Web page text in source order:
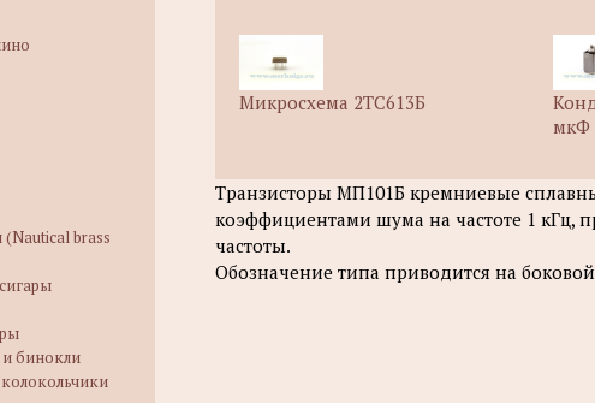
brass
бинокли
Микросхема 2ТС613Б
мкФ
Транзисторы МП101Б кремниевые
коэффициентами шума на частоте 1 кГц,
частоты.
Обозначение типа приводится на